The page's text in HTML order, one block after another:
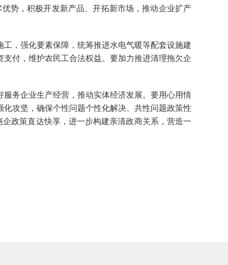
势，积极开发新产品、开拓新市场，推动企业扩产
，强化要素保障，统筹推进水电气暖等配套设施建
付，维护农民工合法权益。要加力推进清理拖欠企
务企业生产经营，推动实体经济发展。要用心用情
攻坚，确保个性问题个性化解决、共性问题政策性
政策直达快享，进一步构建亲清政商关系，营造一